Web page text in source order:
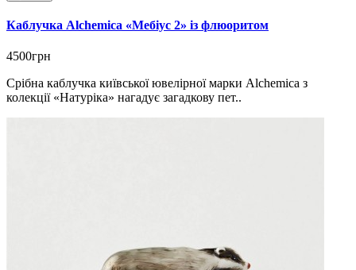
Каблучка Alchemica «Мебіус 2» із флюоритом
4500грн
Срібна каблучка київської ювелірної марки Alchemica з
колекції «Натуріка» нагадує загадкову пет..